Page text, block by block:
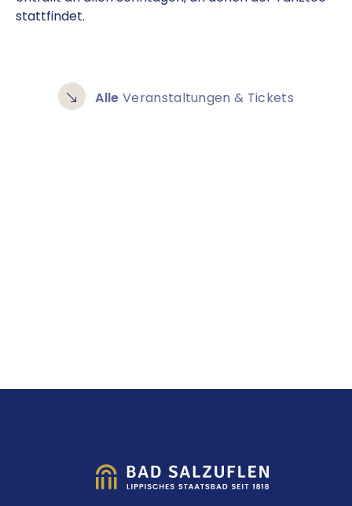
stattfindet.
Alle Veranstaltungen & Tickets